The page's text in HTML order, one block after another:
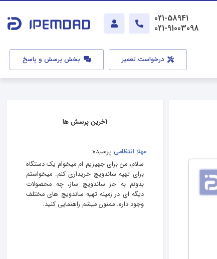
021-58941
021-91003098
درخواست تعمیر بخش پرسش و پاسخ
آخرین پرسش ها
مهلا انتظامی پرسیده:
سلام، من برای جهیزیم ام میخوام یک دستگاه
برای تهیه ساندویچ خریداری کنم. میخواستم
بدونم به جز ساندویچ ساز، چه محصولات
دیگه ای در زمینه تهیه ساندویچ های مختلف
وجود داره. ممنون میشم راهنمایی کنید.